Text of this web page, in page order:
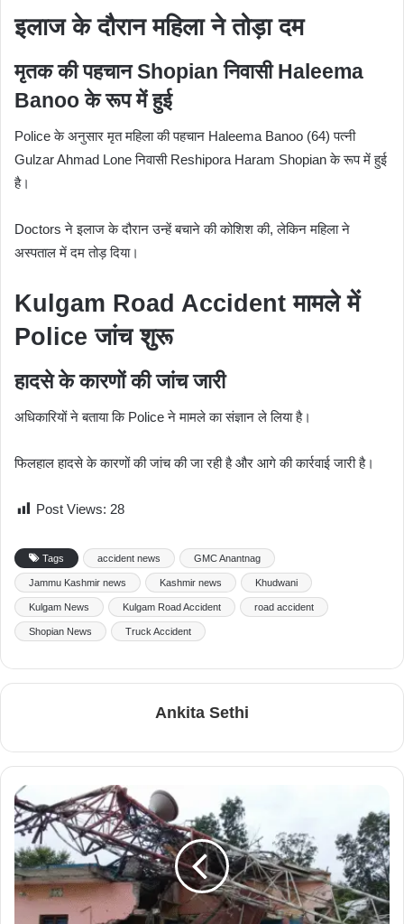
इलाज के दौरान महिला ने तोड़ा दम
मृतक की पहचान Shopian निवासी Haleema
Banoo के रूप में हुई
Police के अनुसार मृत महिला की पहचान Haleema Banoo (64) पत्नी
Gulzar Ahmad Lone निवासी Reshipora Haram Shopian के रूप में हुई
है।
Doctors ने इलाज के दौरान उन्हें बचाने की कोशिश की, लेकिन महिला ने
अस्पताल में दम तोड़ दिया।
Kulgam Road Accident मामले में
Police जांच शुरू
हादसे के कारणों की जांच जारी
अधिकारियों ने बताया कि Police ने मामले का संज्ञान ले लिया है।
फिलहाल हादसे के कारणों की जांच की जा रही है और आगे की कार्रवाई जारी है।
Post Views: 28
Tags accident news GMC Anantnag
Jammu Kashmir news Kashmir news Khudwani
Kulgam News Kulgam Road Accident road accident
Shopian News Truck Accident
Ankita Sethi